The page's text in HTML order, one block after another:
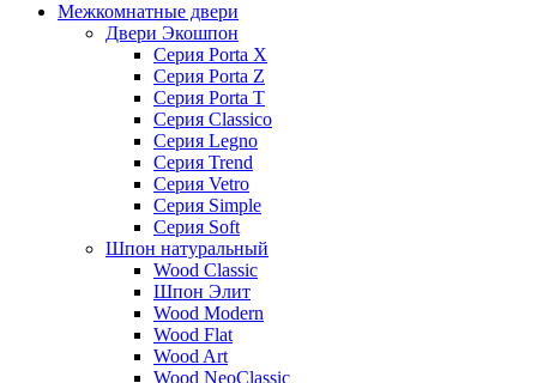
Межкомнатные двери
Двери Экошпон
Серия Porta X
Серия Porta Z
Серия Porta T
Серия Classico
Серия Legno
Серия Trend
Серия Vetro
Серия Simple
Серия Soft
Шпон натуральный
Wood Classic
Шпон Элит
Wood Modern
Wood Flat
Wood Art
Wood NeoClassic